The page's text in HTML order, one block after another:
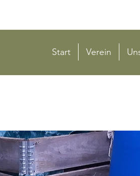
Start Verein